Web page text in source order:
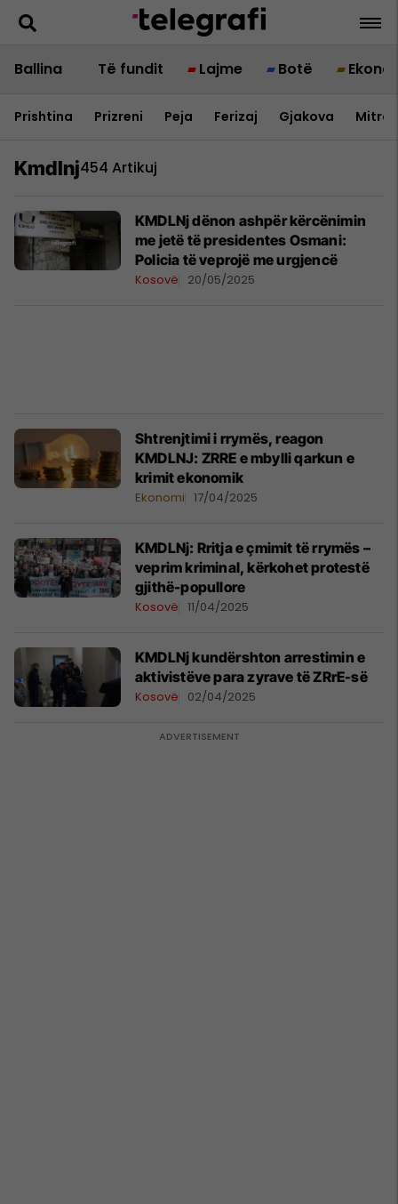
Ballina Të fundit Lajme Botë
Prishtina Prizreni Peja Ferizaj Gjakova
Kmdlnj454 Artikuj
KMDLNj dënon ashpër kërcënimin
me jetë të presidentes Osmani:
Policia të veprojë me urgjencë
Kosovë 20/05/2025
Shtrenjtimi i rrymës, reagon
KMDLNJ: ZRRE e mbylli qarkun e
krimit ekonomik
Ekonomi 17/04/2025
KMDLNj: Rritja e çmimit të rrymës –
veprim kriminal, kërkohet protestë
gjithë-popullore
Kosovë 11/04/2025
KMDLNj kundërshton arrestimin e
aktivistëve para zyrave të ZRrE-së
Kosovë 02/04/2025